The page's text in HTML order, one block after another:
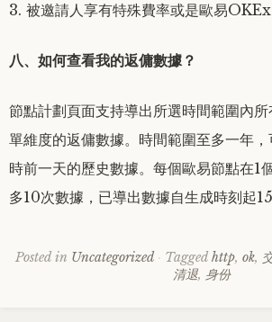
3. 被邀請人享有特殊費率或是歐易
八、如何查看我的返傭數據？
節點計劃頁面支持導出所選時間範圍內
單維度的返傭數據。時間範圍至多一年
時前一天的歷史數據。每個歐易節點在1
多10次數據，已導出數據自生成時刻起15
Posted in Uncategorized Tagged http, ok,
清退, 身份